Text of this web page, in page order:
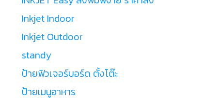
Inkjet Indoor
Inkjet Outdoor
standy
ป้ายฟิวเจอร์บอร์ด ตั้งโต๊ะ
ป้ายเมนูอาหาร